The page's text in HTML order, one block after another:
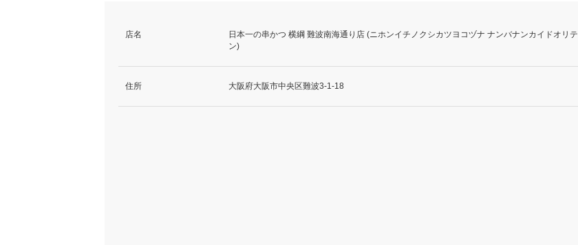
店名
日本一の串かつ 横綱 難波南海通り店 (ニホンイチノクシカツヨコヅナ ナンバナンカイドオリテ
ン)
住所 大阪府大阪市中央区難波3-1-18